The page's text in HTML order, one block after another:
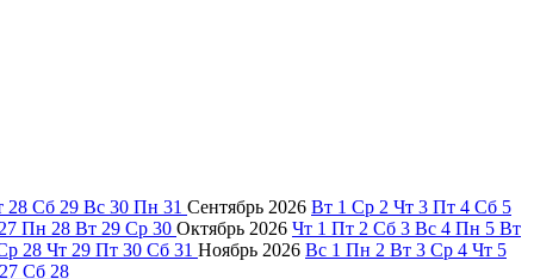
28 Сб 29 Вс 30 Пн 31 Сентябрь 2026 Вт 1 Ср 2 Чт 3 Пт 4 Сб 5
27 Пн 28 Вт 29 Ср 30 Октябрь 2026 Чт 1 Пт 2 Сб 3 Вс 4 Пн 5 Вт
28 Чт 29 Пт 30 Сб 31 Ноябрь 2026 Вс 1 Пн 2 Вт 3 Ср 4 Чт 5
27 Сб 28